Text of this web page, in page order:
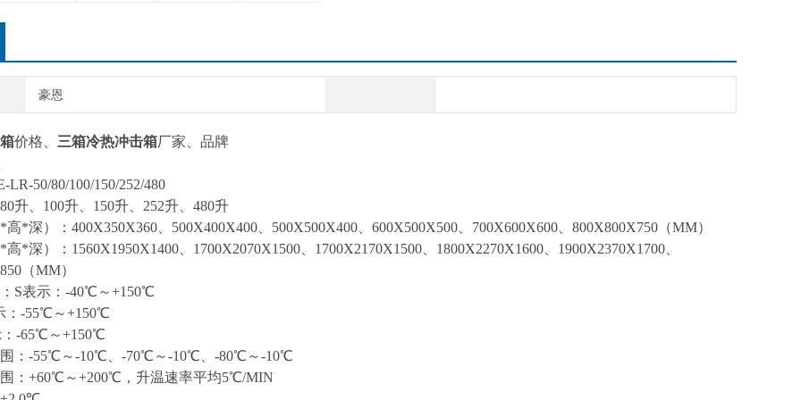
豪恩
价格、 三箱冷热冲击箱厂家、 品牌
LR-50/80/100/150/252/480
升、100升、150升、252升、480升
*深）：400X350X360、500X400X400、500X500X400、600X500X500、700X600X600、800X800X750（MM）
*深）：1560X1950X1400、1700X2070X1500、1700X2170X1500、1800X2270X1600、1900X2370X1700、
（MM）
S表示：-40℃～+150℃
～+150℃
～+150℃
围：-55℃～-10℃、-70℃～-10℃、-80℃～-10℃
：+60℃～+200℃，升温速率平均5℃/MIN